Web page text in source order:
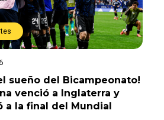
sueño del Bicampeonato!
venció a Inglaterra y
a la final del Mundial